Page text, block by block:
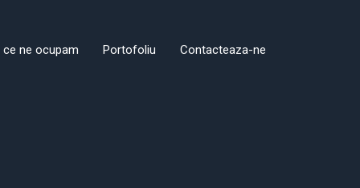
ce ne ocupam Portofoliu Contacteaza-ne